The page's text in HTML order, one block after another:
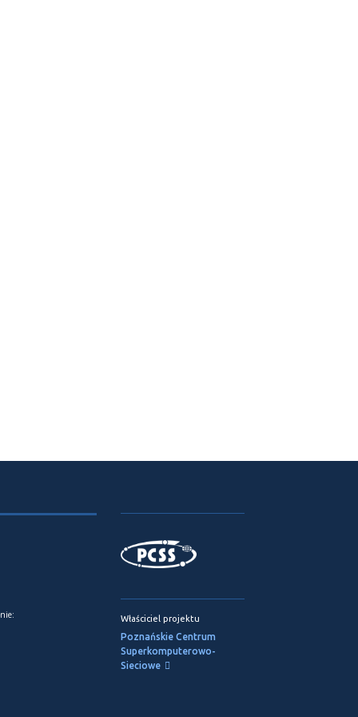
Właściciel projektu
Poznańskie Centrum
Superkomputerowo-
Sieciowe